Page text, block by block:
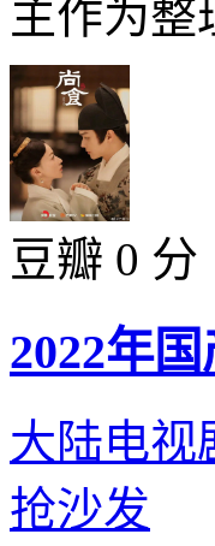
主作为
豆瓣 0 分
2022年
大陆电视
抢沙发